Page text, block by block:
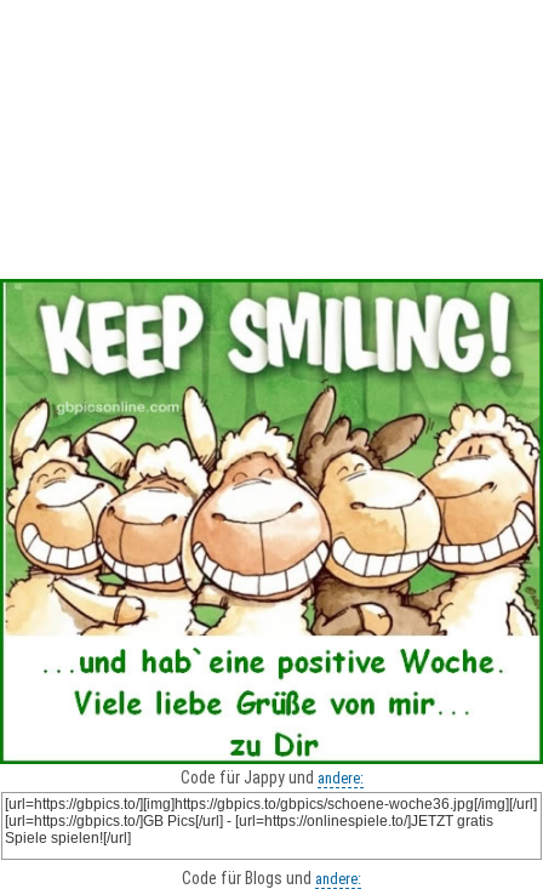
Code für Jappy und andere:
Code für Blogs und andere: